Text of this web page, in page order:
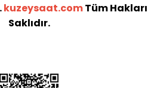
kuzeysaat.comTüm Hakları
Saklıdır.